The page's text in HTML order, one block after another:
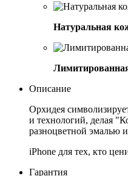
Натуральная
Описание
Орхидея
и технологий, делая
разноцветной эмалью
iPhone для тех, кто
Гарантия